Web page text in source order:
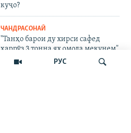
РУС
куҷо?
ЧАНДРАСОНАӢ
"Танҳо барои ду хирси сафед
ҳаррӯз 3 тонна ях омода мекунем"